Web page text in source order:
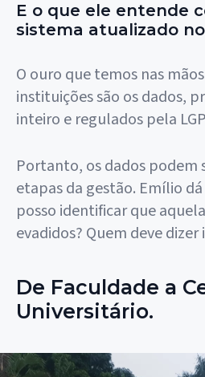
E o que ele entende
sistema atualizado
O ouro que temos nas
instituições são os dados,
inteiro e regulados pela
Portanto, os dados podem
etapas da gestão. Emílio
posso identificar que
evadidos? Quem deve dizer
De Faculdade a
Universitário.